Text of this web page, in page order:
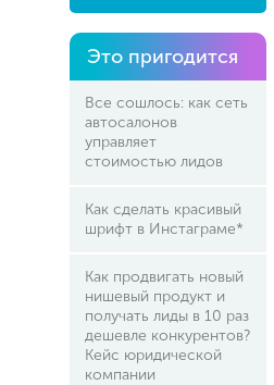
Это пригодится
Все сошлось: как сеть
автосалонов
управляет
стоимостью лидов
Как сделать красивый
шрифт в Инстаграме*
Как продвигать новый
нишевый продукт и
получать лиды в 10 раз
дешевле конкурентов?
Кейс юридической
компании